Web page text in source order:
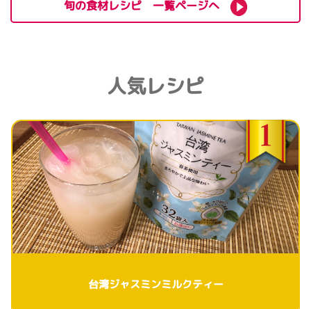
旬の食材レシピ 一覧ページへ
人気レシピ
台湾ジャスミンミルクティー